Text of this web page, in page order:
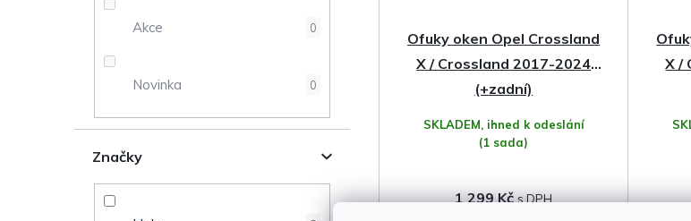
p
Akce 0
Novinka 0
Značky
d
Ofuky oken Opel Crossland
X / Crossland 2017-2024
(+zadní)
SKLADEM, ihned k odeslání
(1 sada)
1 299 Kč
X /